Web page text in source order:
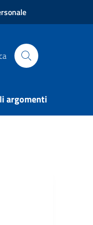
di Arezzo
argomenti